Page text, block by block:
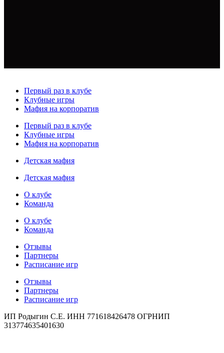
Первый раз в клубе
Клубные игры
Мафия на корпоратив
Первый раз в клубе
Клубные игры
Мафия на корпоратив
Детская мафия
Детская мафия
О клубе
Команда
О клубе
Команда
Отзывы
Партнеры
Расписание игр
Отзывы
Партнеры
Расписание игр
ИП Родыгин С.Е. ИНН 771618426478 ОГРНИП
313774635401630